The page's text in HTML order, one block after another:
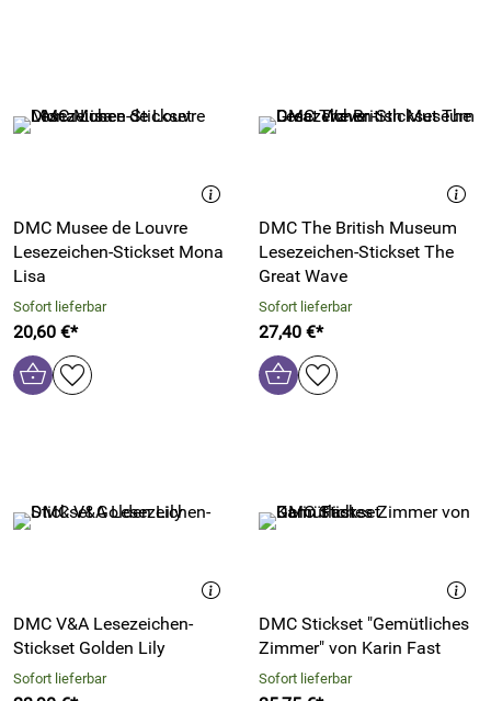
DMC Musee de Louvre
Lesezeichen-Stickset Mona
Lisa
Sofort lieferbar
20,60 €*
DMC The British Museum
Lesezeichen-Stickset The
Great Wave
Sofort lieferbar
27,40 €*
DMC V&A Lesezeichen-
Stickset Golden Lily
Sofort lieferbar
DMC Stickset "Gemütliches
Zimmer" von Karin Fast
Sofort lieferbar